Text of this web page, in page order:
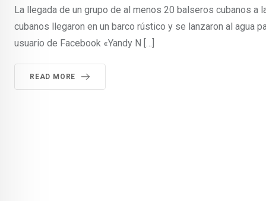
La llegada de un grupo de al menos 20 balseros cubanos a
cubanos llegaron en un barco rústico y se lanzaron al agua
usuario de Facebook «Yandy N […]
READ MORE